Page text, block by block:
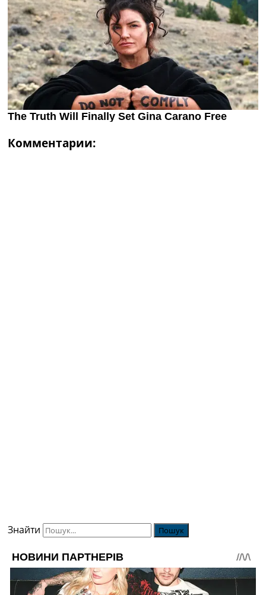
Комментарии:
Знайти